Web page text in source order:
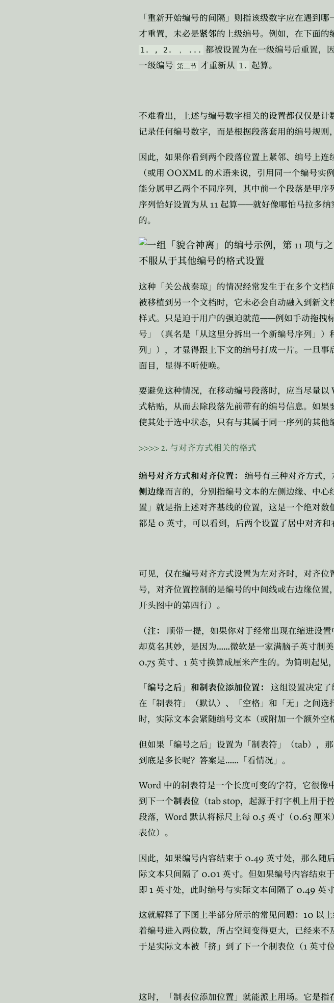
「重新开始编号的间隔」则指该级数字应在遇到
才重置，未必是紧邻的上级编号。例如，在下面的
1. , 2. ， ... 都被设置为在一级编号后重置，
一级编号 第二节 才重新从 1. 起算。
不难看出，上述与编号数字相关的设置都仅仅是计
记录任何编号数字，而是根据段落套用的编号规则
因此，如果你看到两个段落位置上紧邻、编号上
（或用 OOXML 的术语来说，引用同一个编号实
能分属甲乙两个不同序列，其中前一个段落是甲
序列恰好设置为从 11 起算——就好像哪怕马拉多纳
的。
这种「关公战秦琼」的情况经常发生于在多个文
被移植到另一个文档时，它未必会自动融入到新
样式。只是迫于用户的强迫就范——例如手动拖拽
号」（真名是「从这里分拆出一个新编号序列」
列」），才显得跟上下文的编号打成一片。一旦
面目，显得不听使唤。
要避免这种情况，在移动编号段落时，应当尽量以
式粘贴，从而去除段落先前带有的编号信息。如果
使其处于选中状态，只有与其属于同一序列的其他
>>>>2. 与对齐方式相关的格式
编号对齐方式和对齐位置： 编号有三种对齐方式
侧边缘而言的，分别指编号文本的左侧边缘、中
置」就是指上述对齐基线的位置，这是一个绝对
都是 0 英寸，可以看到，后两个设置了居中对齐和
可见，仅在编号对齐方式设置为左对齐时，对齐
号，对齐位置控制的是编号的中间线或右边缘位
开头图中的第四行）。
（注： 顺带一提，如果你对于经常出现在缩进设置
却莫名其妙，是因为……微软是一家满脑子英寸制
0.75 英寸、 1 英寸换算成厘米产生的。为简明起见
「编号之后」和制表位添加位置：
这组设置决定
在「制表符」（默认）、「空格」和「无」之间
时，实际文本会紧随编号文本（或附加一个额外空
但如果「编号之后」设置为「制表符」（tab），
到底是多长呢？答案是…… 「看情况」。
Word 中的制表符是一个长度可变的字符，它很
到下一个制表位 （tab stop，起源于打字机上用于
段落， Word 默认将标尺上每 0.5 英寸（0.63 厘米
表位）。
因此，如果编号内容结束于 0.49 英寸处，那么随
际文本只间隔了 0.01 英寸。但如果编号内容结束于
即 1 英寸处，此时编号与实际文本间隔了 0.49 英寸
这就解释了下图上半部分所示的常见问题： 10 以
着编号进入两位数，所占空间变得更大，已经来不
于是实际文本被「挤」到了下一个制表位（1 英寸
这时，「制表位添加位置」就能派上用场。它是